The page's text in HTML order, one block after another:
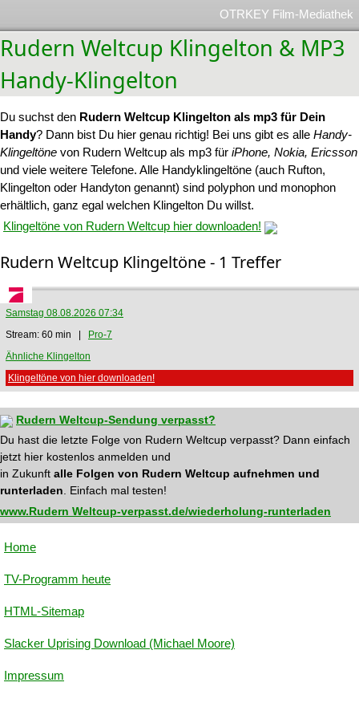
OTRKEY Film-Mediathek
Rudern Weltcup Klingelton & MP3
Handy-Klingelton
Du suchst den Rudern Weltcup Klingelton als mp3 für Dein
Handy? Dann bist Du hier genau richtig! Bei uns gibt es alle Handy-
Klingeltöne von Rudern Weltcup als mp3 für iPhone, Nokia, Ericsson
und viele weitere Telefone. Alle Handyklingeltöne (auch Rufton,
Klingelton oder Handyton genannt) sind polyphon und monophon
erhältlich, ganz egal welchen Klingelton Du willst.
Klingeltöne von Rudern Weltcup hier downloaden!
Rudern Weltcup Klingeltöne - 1 Treffer
Samstag 08.08.2026 07:34
Stream: 60 min |
Pro-7
Ähnliche Klingelton
Klingeltöne von hier downloaden!
Rudern Weltcup-Sendung verpasst?
Du hast die letzte Folge von Rudern Weltcup verpasst? Dann einfach
jetzt hier kostenlos anmelden und
in Zukunft alle Folgen von Rudern Weltcup aufnehmen und
runterladen . Einfach mal testen!
www.Rudern Weltcup-verpasst.de/wiederholung-runterladen
Home
TV-Programm heute
HTML-Sitemap
Slacker Uprising Download (Michael Moore)
Impressum